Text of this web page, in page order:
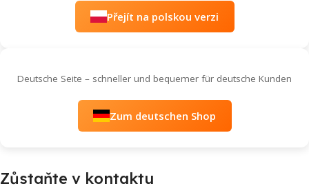
Přejít na polskou verzi
Deutsche Seite – schneller und bequemer für deutsche Kunden
Zum deutschen Shop
Zůstaňte v kontaktu